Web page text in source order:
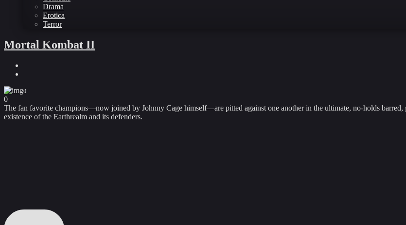
Drama
Erotica
Terror
Mortal Kombat II
0
0
The fan favorite champions—now joined by Johnny Cage himself—are pitted against one another in the ultimate, no-holds
existence of the Earthrealm and its defenders.